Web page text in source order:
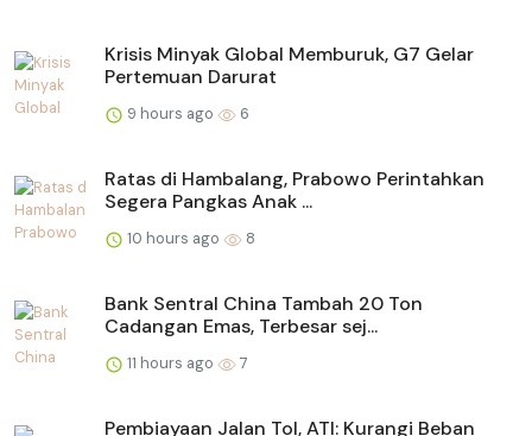
Krisis Minyak Global Memburuk, G7 Gelar
Pertemuan Darurat
9 hours ago 6
Ratas di Hambalang, Prabowo Perintahkan
Segera Pangkas Anak ...
10 hours ago 8
Bank Sentral China Tambah 20 Ton
Cadangan Emas, Terbesar sej...
11 hours ago 7
Pembiayaan Jalan Tol, ATI: Kurangi Beban